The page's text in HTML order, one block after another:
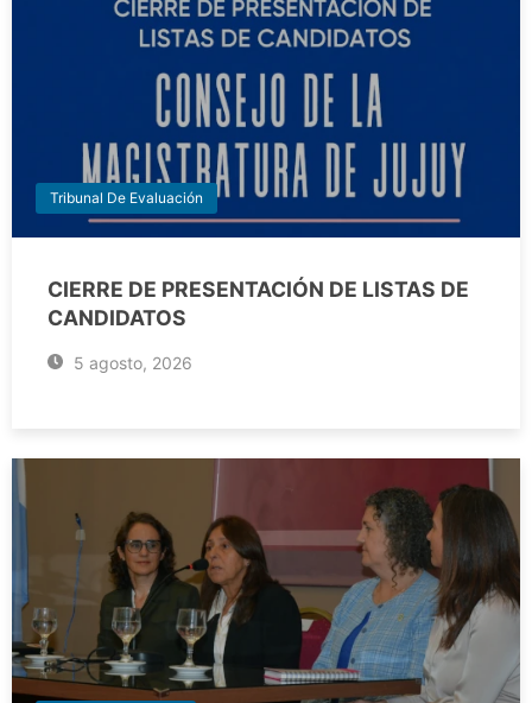
Tribunal De Evaluación
CIERRE DE PRESENTACIÓN DE LISTAS DE
CANDIDATOS
5 agosto, 2026